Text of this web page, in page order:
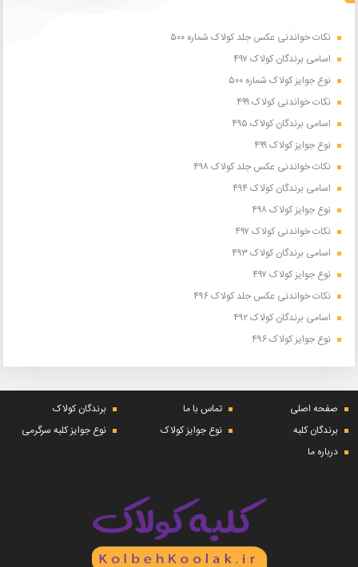
نکات خواندنی عکس جلد کولاک شماره ۵۰۰
اسامی برندگان کولاک ۴۹۷
نوع جوایز کولاک شماره ۵۰۰
نکات خواندنی کولاک ۴۹۹
اسامی برندگان کولاک ۴۹۵
نوع جوایز کولاک ۴۹۹
نکات خواندنی عکس جلد کولاک ۴۹۸
اسامی برندگان کولاک ۴۹۴
نوع جوایز کولاک ۴۹۸
نکات خواندنی کولاک ۴۹۷
اسامی برندگان کولاک ۴۹۳
نوع جوایز کولاک ۴۹۷
نکات خواندنی عکس جلد کولاک ۴۹۶
اسامی برندگان کولاک ۴۹۲
نوع جوایز کولاک ۴۹۶
صفحه اصلی تماس با ما
برندگان کولاک
برندگان کلبه
نوع جوایز کولاک
نوع جوایز کلبه سرگرمی
درباره ما